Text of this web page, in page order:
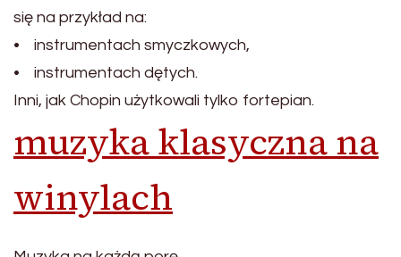
się na przykład na:
• instrumentach smyczkowych,
• instrumentach dętych.
Inni, jak Chopin użytkowali tylko fortepian.
muzyka klasyczna na
winylach